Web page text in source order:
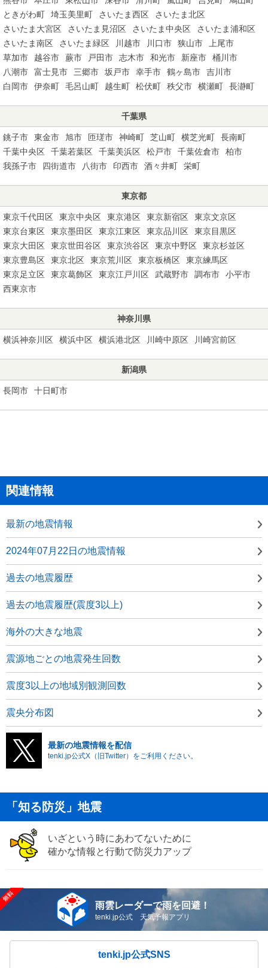
ときがわ町
埼玉美里町 さいたま西区
さいたま北区
さいたま大宮区
さいたま見沼区 さいたま中央区
さいたま浦和区
さいたま南区
さいたま緑区 川越市 川口市 狭山市
上尾市
草加市
越谷市 蕨市 戸田市 志木市 和光市 新座市
桶川市
八潮市
富士見市 三郷市 坂戸市 幸手市 鶴ヶ島市
吉川市
白岡市
伊奈町 毛呂山町 越生町 松伏町 秩父市 横瀬町 長瀞町
千葉県
銚子市 東金市 旭市 匝瑳市 神崎町 芝山町 横芝光町
長南町
千葉中央区
千葉若葉区 千葉美浜区 松戸市 千葉佐倉市
柏市
我孫子市
四街道市 八街市 印西市 酒々井町 栄町
東京都
東京千代田区 東京中央区 東京港区 東京新宿区
東京文京区
東京台東区
東京墨田区 東京江東区 東京品川区
東京目黒区
東京大田区
東京世田谷区 東京渋谷区 東京中野区
東京杉並区
東京豊島区
東京北区 東京荒川区 東京板橋区
東京練馬区
東京足立区
東京葛飾区 東京江戸川区 武蔵野市 調布市
小平市
西東京市
神奈川県
横浜神奈川区 横浜中区 横浜港北区 川崎中原区 川崎宮前区
新潟県
長岡市 十日町市
関連情報
最新の地震情報
2024年07月22日の地震情報
過去の地震履歴
過去の地震履歴(震度3以上)
海外の大きな地震
震源地ごとの地震発生回数
震度3以上の地域別観測回数
震央分布図
最新の地震情報を配信
tenki.jp公式X（旧Twitter）をご利用ください。
「知る防災」地震
いざという時にあわてないために
確かな情報と行動で防災力アップ
雨雲レーダーで雨を回避！
tenki.jp公式 天気予報アプリ
tenki.jp公式SNS